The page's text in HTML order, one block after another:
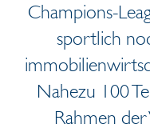
Champions-
sportlich
Nahezu 100
Rahmen